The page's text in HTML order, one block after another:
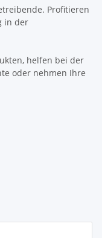
Profitieren
in der
helfen bei der
oder nehmen Ihre